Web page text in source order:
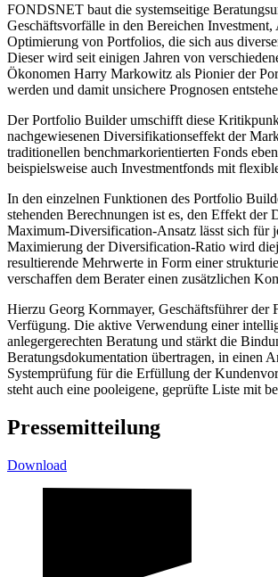
FONDSNET baut die systemseitige
Geschäftsvorfälle in den Bereichen
Optimierung von Portfolios, die sich aus
Dieser wird seit einigen Jahren von
Ökonomen Harry Markowitz als Pionier der
werden und damit unsichere Prognosen
Der Portfolio Builder umschifft diese
nachgewiesenen Diversifikationseffekt der
traditionellen benchmarkorientierten Fonds
beispielsweise auch Investmentfonds mit
In den einzelnen Funktionen des Portfolio
stehenden Berechnungen ist es, den Effekt
Maximum-Diversification-Ansatz lässt sich für
Maximierung der Diversification-Ratio wird
resultierende Mehrwerte in Form einer
verschaffen dem Berater einen zusätzlichen
Hierzu Georg Kornmayer, Geschäftsführer
Verfügung. Die aktive Verwendung einer
anlegergerechten Beratung und stärkt die
Beratungsdokumentation übertragen, in einen
Systemprüfung für die Erfüllung der
steht auch eine pooleigene, geprüfte Liste mit
Pressemitteilung
Download